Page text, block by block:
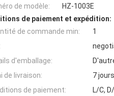
de modèle:
HZ-1003E
de paiement et expédition:
de commande min:
1
d'emballage:
de livraison:
7 jours
de paiement:
L/C,